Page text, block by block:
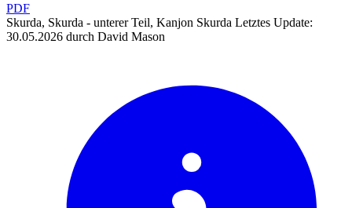
PDF
Skurda, Skurda - unterer Teil, Kanjon Skurda Letztes Update:
30.05.2026 durch David Mason